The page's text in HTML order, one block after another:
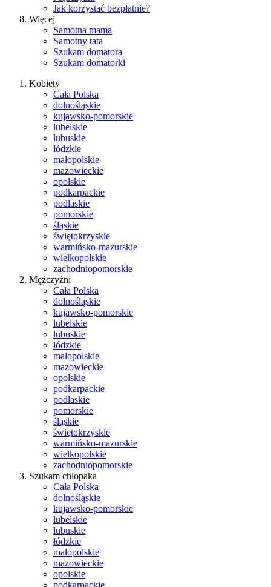
Jak korzystać bezpłatnie?
Więcej
Samotna mama
Samotny tata
Szukam domatora
Szukam domatorki
Kobiety
Cała Polska
dolnośląskie
kujawsko-pomorskie
lubelskie
lubuskie
łódzkie
małopolskie
mazowieckie
opolskie
podkarpackie
podlaskie
pomorskie
śląskie
świętokrzyskie
warmińsko-mazurskie
wielkopolskie
zachodniopomorskie
Mężczyźni
Cała Polska
dolnośląskie
kujawsko-pomorskie
lubelskie
lubuskie
łódzkie
małopolskie
mazowieckie
opolskie
podkarpackie
podlaskie
pomorskie
śląskie
świętokrzyskie
warmińsko-mazurskie
wielkopolskie
zachodniopomorskie
Szukam chłopaka
Cała Polska
dolnośląskie
kujawsko-pomorskie
lubelskie
lubuskie
łódzkie
małopolskie
mazowieckie
opolskie
podkarpackie